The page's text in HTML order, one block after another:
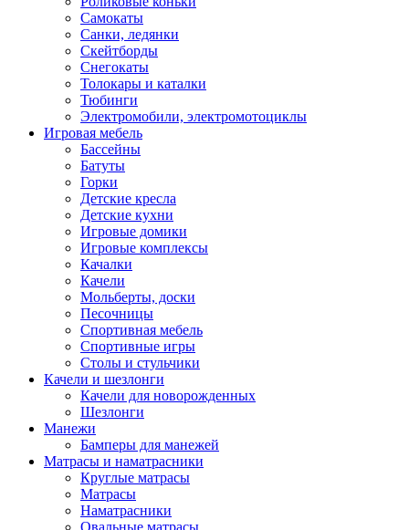
Самокаты
Санки, ледянки
Скейтборды
Снегокаты
Толокары и каталки
Тюбинги
Электромобили, электромотоциклы
Игровая мебель
Бассейны
Батуты
Горки
Детские кресла
Детские кухни
Игровые домики
Игровые комплексы
Качалки
Качели
Мольберты, доски
Песочницы
Спортивная мебель
Спортивные игры
Столы и стульчики
Качели и шезлонги
Качели для новорожденных
Шезлонги
Манежи
Бамперы для манежей
Матрасы и наматрасники
Круглые матрасы
Матрасы
Наматрасники
Овальные матрасы